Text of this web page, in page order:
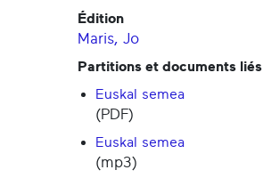
Édition
Maris, Jo
Partitions et documents liés
Euskal semea
(PDF)
Euskal semea
(mp3)